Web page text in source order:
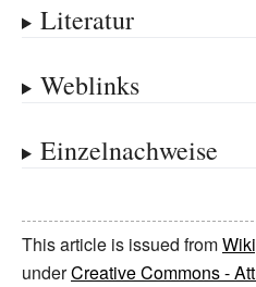
Literatur
Weblinks
Einzelnachweise
This article is issued from
underCreative Commons -